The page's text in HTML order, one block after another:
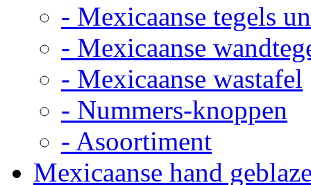
- Mexicaanse tegels
- Mexicaanse
- Mexicaanse wastafel
- Nummers-knoppen
- Asoortiment
Mexicaanse hand